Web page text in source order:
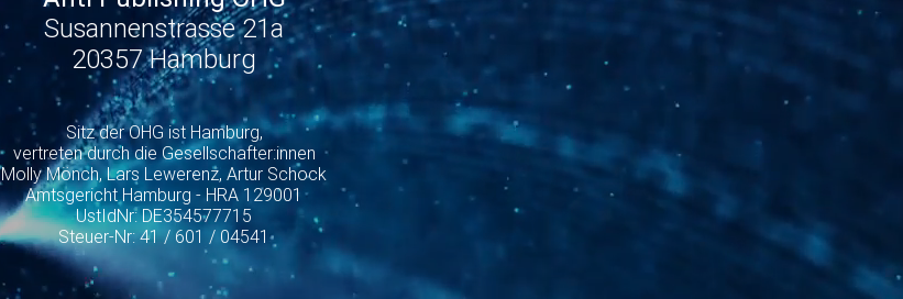
Susannenstrasse 21a
20357 Hamburg
Sitz der OHG ist Hamburg,
vertreten durch die Gesellschafter:innen
Molly Mönch, Lars Lewerenz, Artur Schock
Amtsgericht Hamburg - HRA 129001
UstIdNr: DE354577715
Steuer-Nr: 41 / 601 / 04541